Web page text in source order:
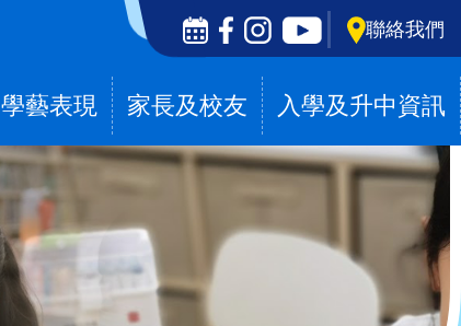
Social
Media
Top
聯絡我們
學藝表現 家長及校友 入學及升中資訊